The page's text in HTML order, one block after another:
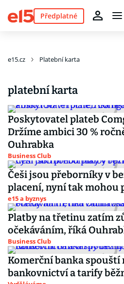
Předplatné
e15.cz Platební karta
platební karta
Poskytovatel plateb
Držíme ambici 30 %
Ouhrabka
Business Club
Češi jsou přeborníky v
placení, nyní tak mohou
e15 a byznys
Platby na třetinu zatím
očekáváním, říká
Business Club
Komerční banka
bankovnictví a tarify